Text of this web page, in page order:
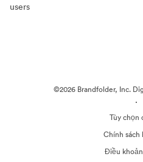
users
©2026 Brandfolder, Inc.
·
Tùy chọn
Chính sách
Điều